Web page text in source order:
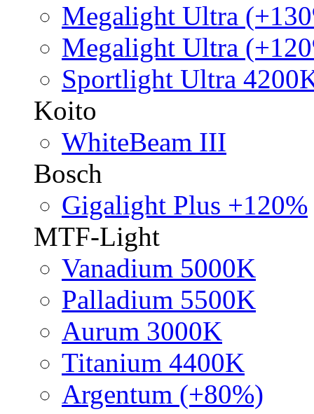
Megalight Ultra
Megalight Ultra
Sportlight Ultra
Koito
WhiteBeam III
Bosch
Gigalight Plus +120%
MTF-Light
Vanadium 5000K
Palladium 5500K
Aurum 3000K
Titanium 4400K
Argentum (+80%)